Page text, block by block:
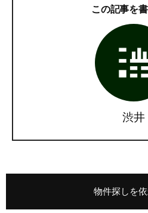
この記事を
渋井
物件探しを